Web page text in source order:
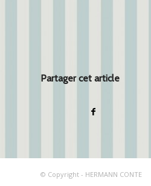
Partager cet article
© Copyright - HERMANN CONTE